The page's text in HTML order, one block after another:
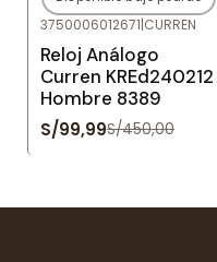
Agotado
3750006012671|CURREN
Reloj Análogo
Curren KREd240212
Hombre 8389
S/99,99S/450,00